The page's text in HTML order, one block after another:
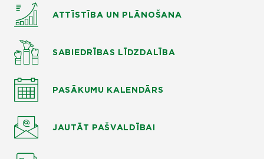
ATTĪSTĪBA UN PLĀNOŠANA
SABIEDRĪBAS LĪDZDALĪBA
PASĀKUMU KALENDĀRS
JAUTĀT PAŠVALDĪBAI